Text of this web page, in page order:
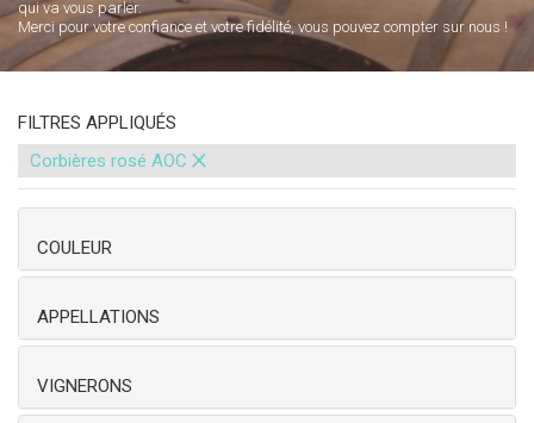
qui va vous parler.
Merci pour votre confiance et votre fidélité, vous pouvez compter sur nous !
FILTRES APPLIQUÉS
Corbières rosé AOC ×
COULEUR
APPELLATIONS
VIGNERONS